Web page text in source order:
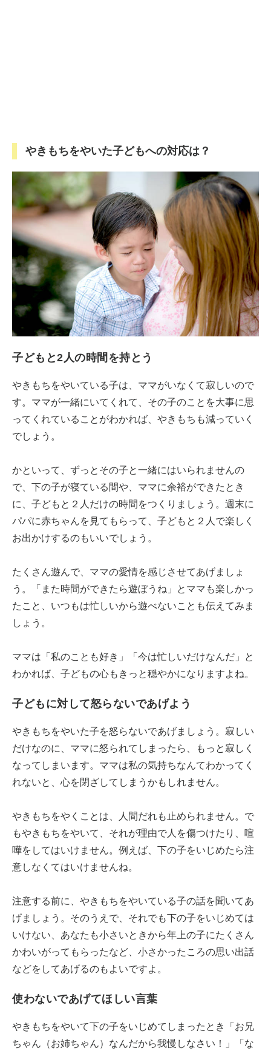
やきもちをやいた子どもへの対応は？
子どもと2人の時間を持とう
やきもちをやいている子は、ママがいなくて寂しいので
す。ママが一緒にいてくれて、その子のことを大事に思
ってくれていることがわかれば、やきもちも減っていく
でしょう。
かといって、ずっとその子と一緒にはいられませんの
で、下の子が寝ている間や、ママに余裕ができたとき
に、子どもと２人だけの時間をつくりましょう。週末に
パパに赤ちゃんを見てもらって、子どもと２人で楽しく
お出かけするのもいいでしょう。
たくさん遊んで、ママの愛情を感じさせてあげましょ
う。「また時間ができたら遊ぼうね」とママも楽しかっ
たこと、いつもは忙しいから遊べないことも伝えてみま
しょう。
ママは「私のことも好き」「今は忙しいだけなんだ」と
わかれば、子どもの心もきっと穏やかになりますよね。
子どもに対して怒らないであげよう
やきもちをやいた子を怒らないであげましょう。寂しい
だけなのに、ママに怒られてしまったら、もっと寂しく
なってしまいます。ママは私の気持ちなんてわかってく
れないと、心を閉ざしてしまうかもしれません。
やきもちをやくことは、人間だれも止められません。で
もやきもちをやいて、それが理由で人を傷つけたり、喧
嘩をしてはいけません。例えば、下の子をいじめたら注
意しなくてはいけませんね。
注意する前に、やきもちをやいている子の話を聞いてあ
げましょう。そのうえで、それでも下の子をいじめては
いけない、あなたも小さいときから年上の子にたくさん
かわいがってもらったなど、小さかったころの思い出話
などをしてあげるのもよいですよ。
使わないであげてほしい言葉
やきもちをやいて下の子をいじめてしまったとき「お兄
ちゃん（お姉ちゃん）なんだから我慢しなさい！」「な